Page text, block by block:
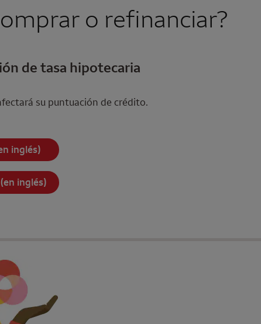
o refinanciar?
de tasa hipotecaria
su puntuación de crédito.
inglés)
inglés)